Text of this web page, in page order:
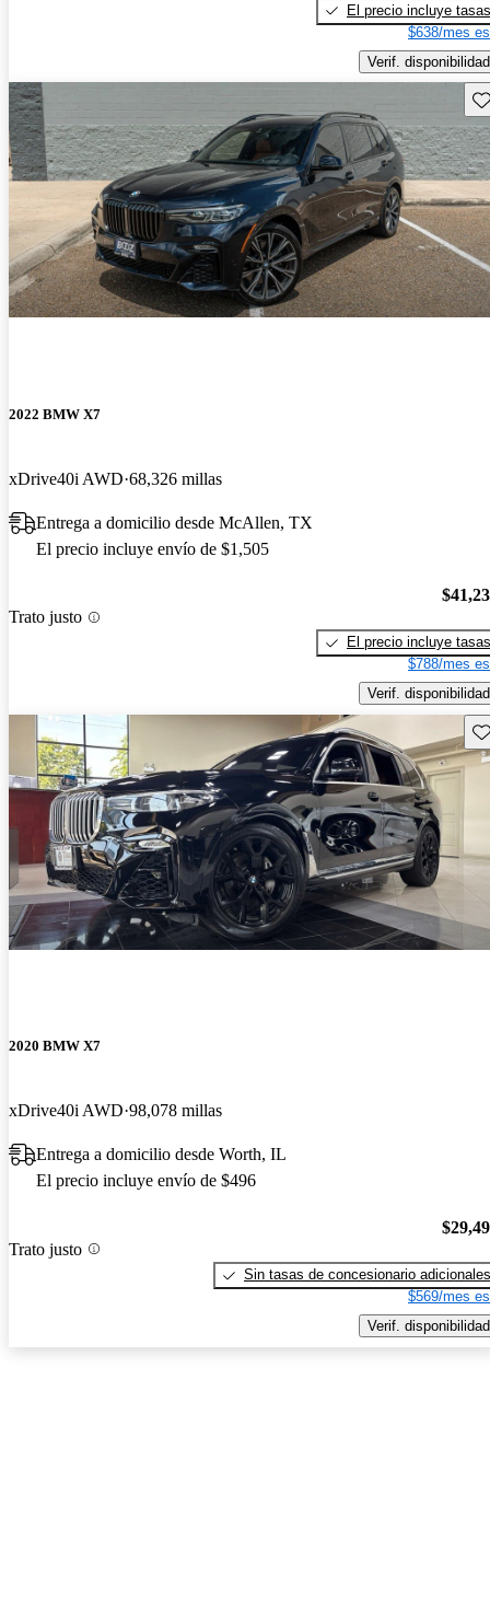
El precio incluye tasas
$638/mes
Verif. disponibilidad
2022 BMW X7
xDrive40i AWD 68,326 millas
Entrega a domicilio desde McAllen, TX
El precio incluye envío de $1,505
Trato justo
El precio incluye tasas
$788/mes
Verif. disponibilidad
2020 BMW X7
xDrive40i AWD 98,078 millas
Entrega a domicilio desde Worth, IL
El precio incluye envío de $496
Trato justo
Sin tasas de concesionario adicionales
$569/mes
Verif. disponibilidad